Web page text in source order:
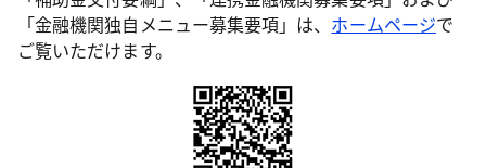
「金融機関独自メニュー募集要項」は、 ホームページで
ご覧いただけます。